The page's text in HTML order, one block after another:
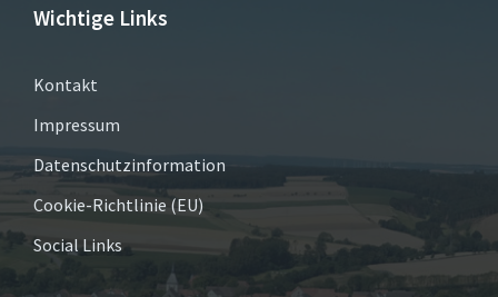
Wichtige Links
Kontakt
Impressum
Datenschutzinformation
Cookie-Richtlinie (EU)
Social Links